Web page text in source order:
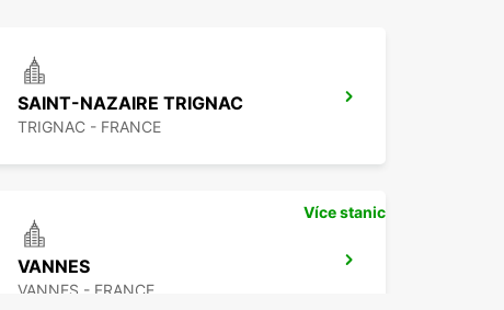
SAINT-NAZAIRE TRIGNAC
TRIGNAC - FRANCE
VANNES
VANNES - FRANCE
Více stanic